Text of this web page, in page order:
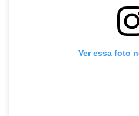
Ver essa foto